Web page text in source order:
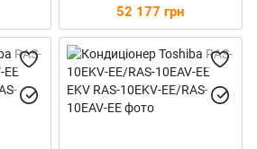
Inverter G-10
52 177 грн